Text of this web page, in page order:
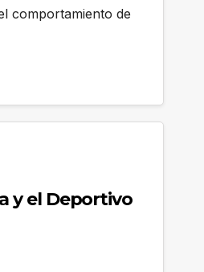
comportamiento de
y el Deportivo